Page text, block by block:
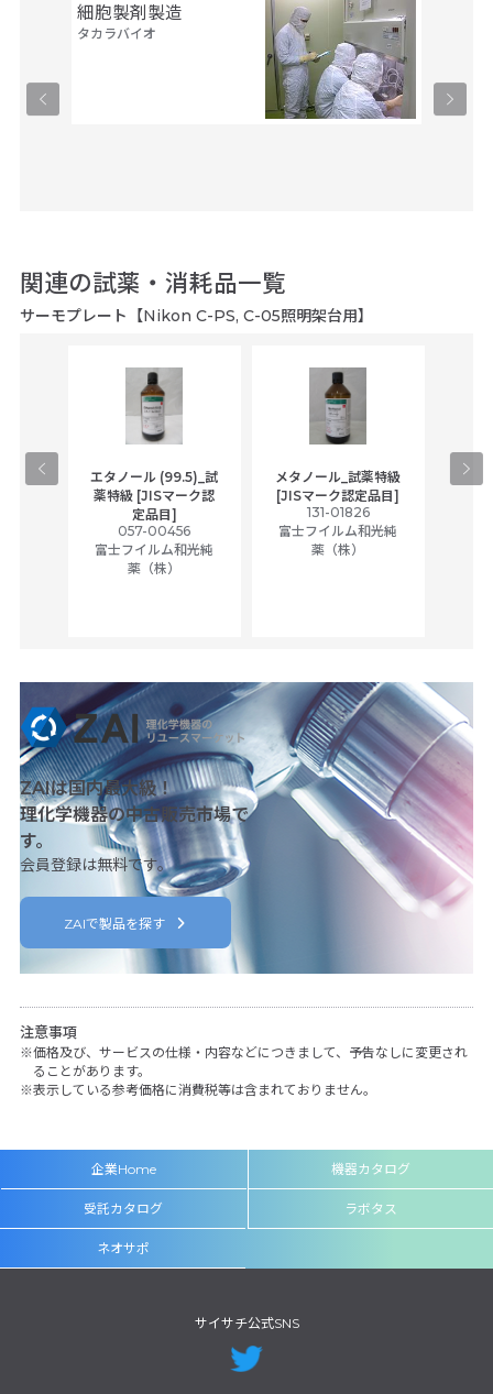
細胞製剤製造
タカラバイオ
関連の試薬・消耗品一覧
サーモプレート【Nikon C-PS, C-05照明架台用】
エタノール (99.5)_試
薬特級 [JISマーク認
定品目]
057-00456
富士フイルム和光純
薬（株）
メタノール_試薬特級
[JISマーク認定品目]
131-01826
富士フイルム和光純
薬（株）
ア
ZAIは国内最大級！
理化学機器の中古販売市場で
す。
会員登録は無料です。
ZAIで製品を探す
注意事項
価格及び、サービスの仕様・内容などにつきまして、予告なしに変更され
ることがあります。
表示している参考価格に消費税等は含まれておりません。
企業Home 機器カタログ
受託カタログ ラボタス
ネオサポ
サイサチ公式SNS